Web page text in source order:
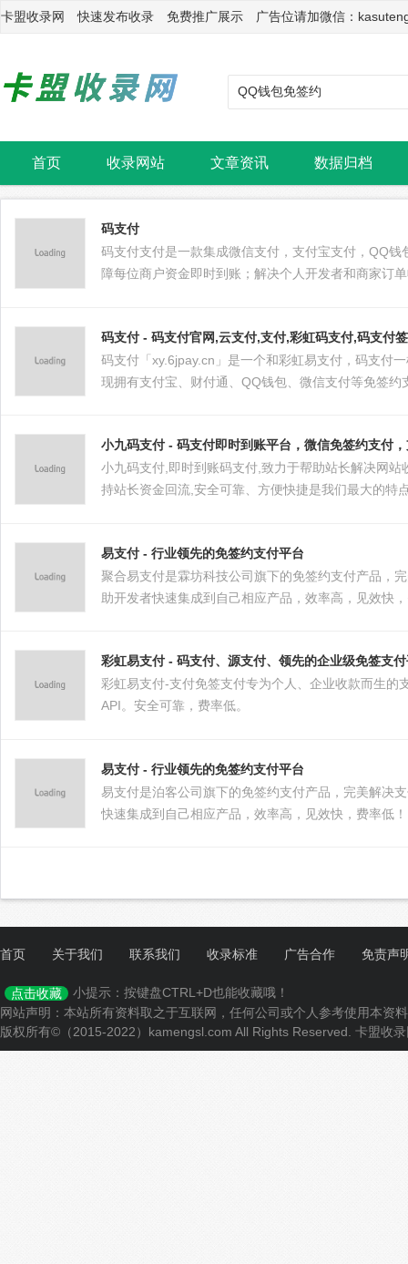
卡盟收录网 快速发布收录 免费推广展示 广告位请加微信：
首页 收录网站 文章资讯 数据归档
码支付
码支付支付是一款集成微信支付，支付宝支付，QQ
障每位商户资金即时到账；解决个人开发者和商家订
码支付 - 码支付官网,云支付,支付,彩虹码支付,码支付
码支付「xy.6jpay.cn」是一个和彩虹易支付，码支付
现拥有支付宝、财付通、QQ钱包、微信支付等免签
小九码支付 - 码支付即时到账平台，微信免签约支付
小九码支付,即时到账码支付,致力于帮助站长解决网
持站长资金回流,安全可靠、方便快捷是我们最大的特
易支付 - 行业领先的免签约支付平台
聚合易支付是霖坊科技公司旗下的免签约支付产品，
助开发者快速集成到自己相应产品，效率高，见效快
彩虹易支付 - 码支付、源支付、领先的企业级免签支
彩虹易支付-支付免签支付专为个人、企业收款而生
API。安全可靠，费率低。
易支付 - 行业领先的免签约支付平台
易支付是泊客公司旗下的免签约支付产品，完美解决
快速集成到自己相应产品，效率高，见效快，费率低！
首页 关于我们 联系我们 收录标准 广告合作 免责声
点击收藏
小提示：按键盘CTRL+D也能收藏哦！
网站声明：本站所有资料取之于互联网，任何公司或个人参考使用本
版权所有©（2015-2022）kamengsl.com All Rights Reserved. 卡盟收